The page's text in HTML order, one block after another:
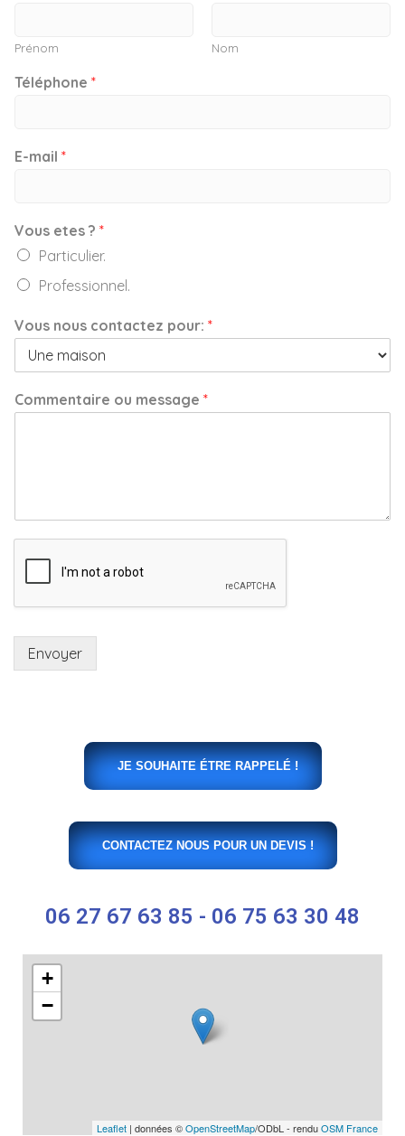
Prénom Nom
Téléphone *
E-mail *
Vous etes ? *
Particulier.
Professionnel.
Vous nous contactez pour: *
Commentaire ou message *
Envoyer
JE SOUHAITE ÉTRE RAPPELÉ !
CONTACTEZ NOUS POUR UN DEVIS !
06 27 67 63 85 - 06 75 63 30 48
+
−
Leaflet | données ©OpenStreetMap/ODbL - renduOSM France